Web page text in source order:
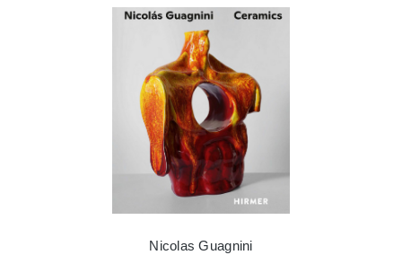
Nicolas Guagnini